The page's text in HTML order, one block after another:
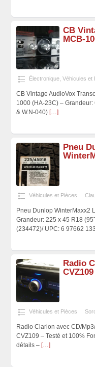
CB
MCB-
Électronique, Véhicules et
CB Vintage AudioVox
1000 (HA-23C) – Grandeur:
& W.N-040) […]
Pneu
Véhicules et Pièces
Pneu Dunlop WinterMaxx2
Grandeur: 225 x 45 R18
(234472)/ UPC: 6 97662
Radio
CVZ109
Véhicules et Pièces
Radio Clarion avec CD/
CVZ109 – Testé et 100%
détails – […]